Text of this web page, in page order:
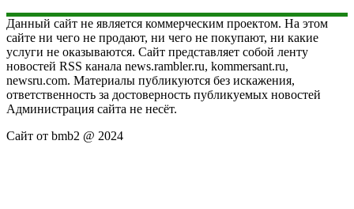
Данный сайт не является коммерческим проектом. На этом
сайте ни чего не продают, ни чего не покупают, ни какие
услуги не оказываются. Сайт представляет собой ленту
новостей RSS канала news.rambler.ru, kommersant.ru,
newsru.com. Материалы публикуются без искажения,
ответственность за достоверность публикуемых новостей
Администрация сайта не несёт.
Сайт от bmb2 @ 2024